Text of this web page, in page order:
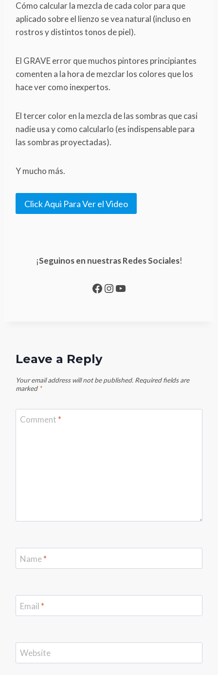
Cómo calcular la mezcla de cada color para que
aplicado sobre el lienzo se vea natural (incluso en
rostros y distintos tonos de piel).
El GRAVE error que muchos pintores principiantes
comenten a la hora de mezclar los colores que los
hace ver como inexpertos.
El tercer color en la mezcla de las sombras que casi
nadie usa y como calcularlo (es indispensable para
las sombras proyectadas).
Y mucho más.
Click Aqui Para Ver el Video
¡Seguinos en nuestras Redes Sociales!
Facebook Instagram YouTube
Leave a Reply
Your email address will not be published. Required fields are
marked *
Comment *
Name*
Email *
Website